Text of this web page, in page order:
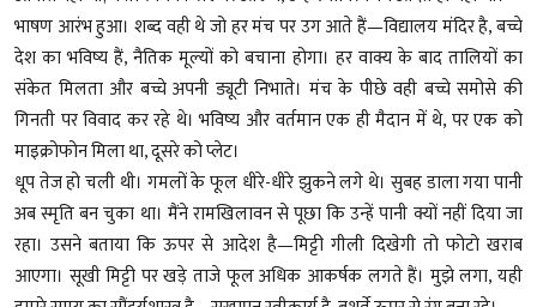
भाषण आरंभ हुआ। शब्द वही थे जो हर मंच पर उग आते हैं—विद्यालय मंदिर है, बच्चे
देश का भविष्य हैं, नैतिक मूल्यों को बचाना होगा। हर वाक्य के बाद तालियों का
संकेत मिलता और बच्चे अपनी ड्यूटी निभाते। मंच के पीछे वही बच्चे समोसे की
गिनती पर विवाद कर रहे थे। भविष्य और वर्तमान एक ही मैदान में थे, पर एक को
माइक्रोफोन मिला था, दूसरे को प्लेट।
धूप तेज हो चली थी। गमलों के फूल धीरे-धीरे झुकने लगे थे। सुबह डाला गया पानी
अब स्मृति बन चुका था। मैंने रामखिलावन से पूछा कि उन्हें पानी क्यों नहीं दिया जा
रहा। उसने बताया कि ऊपर से आदेश है—मिट्टी गीली दिखेगी तो फोटो खराब
आएगा। सूखी मिट्टी पर खड़े ताजे फूल अधिक आकर्षक लगते हैं। मुझे लगा, यही